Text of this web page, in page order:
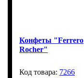
Конфеты "Ferrero
Rocher"
7266